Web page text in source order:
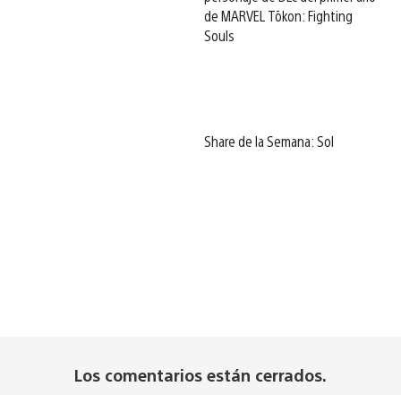
de MARVEL Tōkon: Fighting
Souls
Share de la Semana: Sol
Los comentarios están cerrados.